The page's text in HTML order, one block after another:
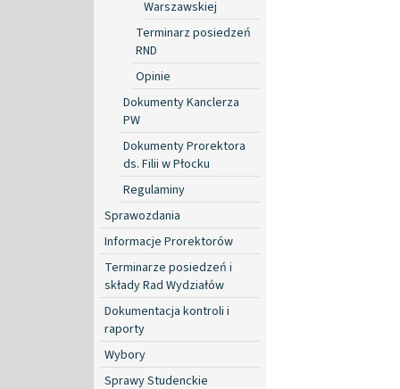
Warszawskiej
Terminarz posiedzeń
RND
Opinie
Dokumenty Kanclerza
PW
Dokumenty Prorektora
ds. Filii w Płocku
Regulaminy
Sprawozdania
Informacje Prorektorów
Terminarze posiedzeń i
składy Rad Wydziałów
Dokumentacja kontroli i
raporty
Wybory
Sprawy Studenckie